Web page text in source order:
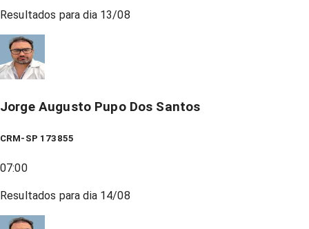
Resultados para dia 13/08
Jorge Augusto Pupo Dos Santos
CRM-SP 173855
07:00
Resultados para dia 14/08